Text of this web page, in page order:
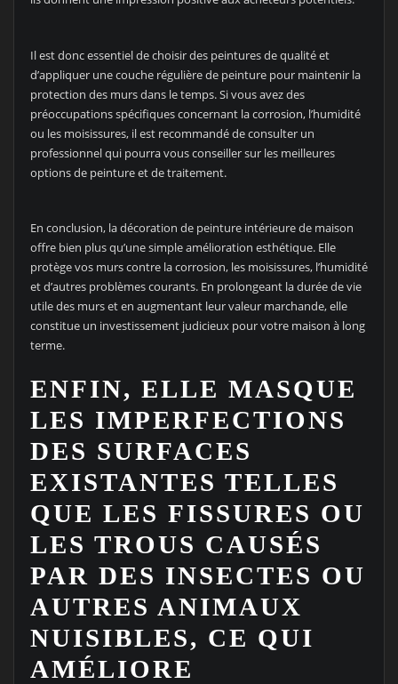
Il est donc essentiel de choisir des peintures de qualité et
d’appliquer une couche régulière de peinture pour maintenir la
protection des murs dans le temps. Si vous avez des
préoccupations spécifiques concernant la corrosion, l’humidité
ou les moisissures, il est recommandé de consulter un
professionnel qui pourra vous conseiller sur les meilleures
options de peinture et de traitement.
En conclusion, la décoration de peinture intérieure de maison
offre bien plus qu’une simple amélioration esthétique. Elle
protège vos murs contre la corrosion, les moisissures, l’humidité
et d’autres problèmes courants. En prolongeant la durée de vie
utile des murs et en augmentant leur valeur marchande, elle
constitue un investissement judicieux pour votre maison à long
terme.
ENFIN, ELLE MASQUE
LES IMPERFECTIONS
DES SURFACES
EXISTANTES TELLES
QUE LES FISSURES OU
LES TROUS CAUSÉS
PAR DES INSECTES OU
AUTRES ANIMAUX
NUISIBLES, CE QUI
AMÉLIORE